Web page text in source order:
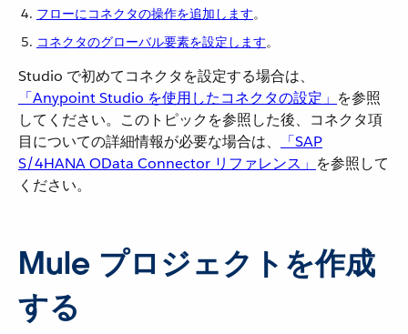
フローにコネクタの操作を追加します​。
コネクタのグローバル要素を設定します​。
Studio で初めてコネクタを設定する場合は、​
「Anypoint Studio を使用したコネクタの設定」 ​を参照
してください。このトピックを参照した後、コネクタ項
目についての詳細情報が必要な場合は、​
「SAP
S/4HANA OData Connector リファレンス」 ​を参照して
ください。
Mule プロジェクトを作成
する